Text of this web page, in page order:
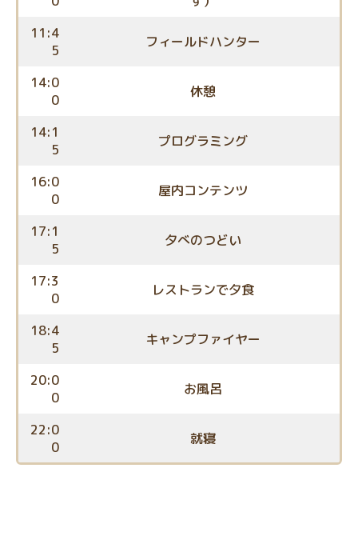
11:4
5
フィールドハンター
14:0
0
休憩
14:1
5
プログラミング
16:0
0
屋内コンテンツ
17:1
5
夕べのつどい
17:3
0
レストランで夕食
18:4
5
キャンプファイヤー
20:0
0
お風呂
22:0
0
就寝